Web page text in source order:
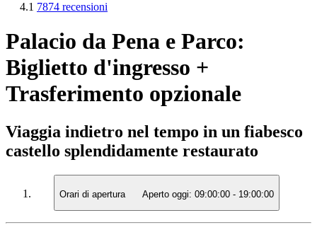
4.1 7874 recensioni
Palacio da Pena e Parco:
Biglietto d'ingresso +
Trasferimento opzionale
Viaggia indietro nel tempo in un fiabesco
castello splendidamente restaurato
Orari di apertura Aperto oggi: 09:00:00 - 19:00:00